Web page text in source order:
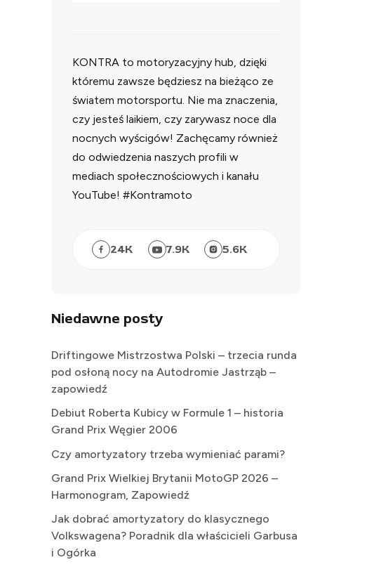
KONTRA to motoryzacyjny hub, dzięki
któremu zawsze będziesz na bieżąco ze
światem motorsportu. Nie ma znaczenia,
czy jesteś laikiem, czy zarywasz noce dla
nocnych wyścigów! Zachęcamy również
do odwiedzenia naszych profili w
mediach społecznościowych i kanału
YouTube! #Kontramoto
24K 7.9K 5.6K
Niedawne posty
Driftingowe Mistrzostwa Polski – trzecia runda
pod osłoną nocy na Autodromie Jastrząb –
zapowiedź
Debiut Roberta Kubicy w Formule 1 – historia
Grand Prix Węgier 2006
Czy amortyzatory trzeba wymieniać parami?
Grand Prix Wielkiej Brytanii MotoGP 2026 –
Harmonogram, Zapowiedź
Jak dobrać amortyzatory do klasycznego
Volkswagena? Poradnik dla właścicieli Garbusa
i Ogórka